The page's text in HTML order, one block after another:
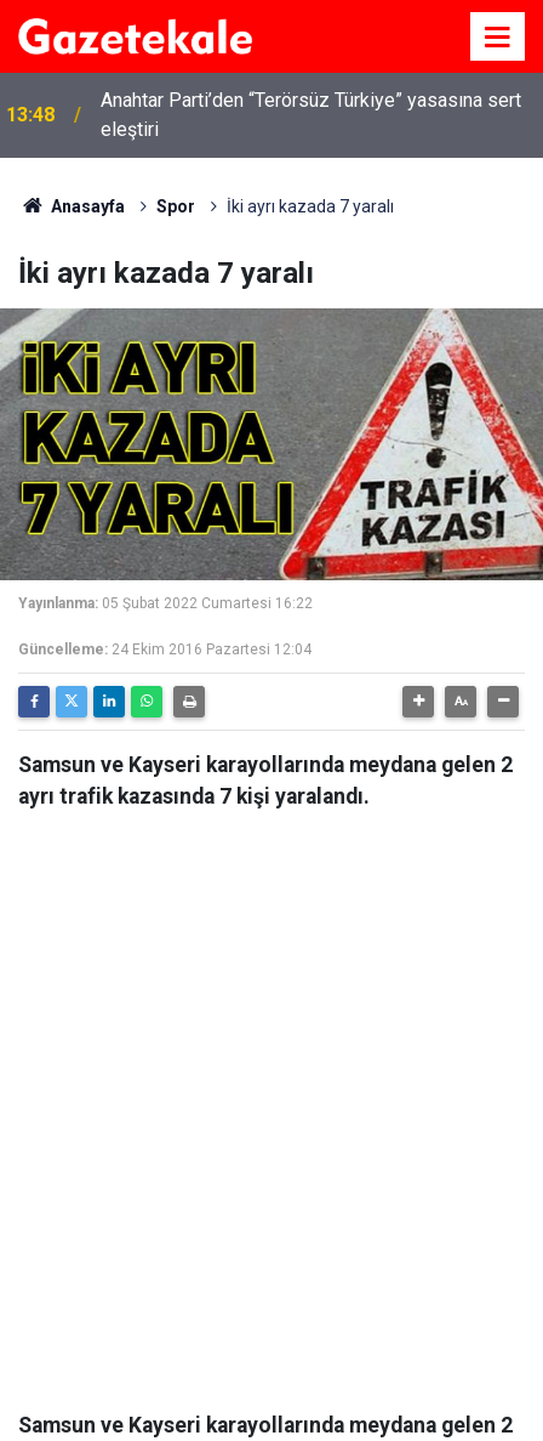
13:07
Kırıkkale’de hayvan hastalıklarına karşı denetimler
artırıldı
Anasayfa Spor İki ayrı kazada 7 yaralı
İki ayrı kazada 7 yaralı
Yayınlanma: 05 Şubat 2022 Cumartesi 16:22
Güncelleme: 24 Ekim 2016 Pazartesi 12:04
Samsun ve Kayseri karayollarında meydana gelen 2
ayrı trafik kazasında 7 kişi yaralandı.
Samsun ve Kayseri karayollarında meydana gelen 2